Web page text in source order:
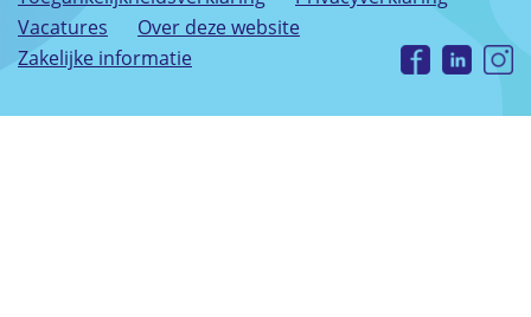
Vacatures
Over deze website
Zakelijke informatie